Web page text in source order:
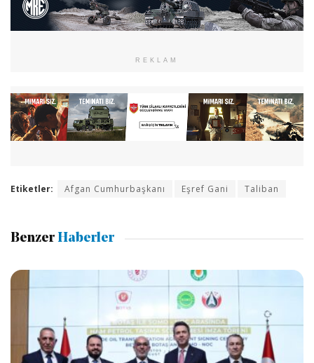
REKLAM
Etiketler: Afgan Cumhurbaşkanı Eşref Gani Taliban
Benzer Haberler